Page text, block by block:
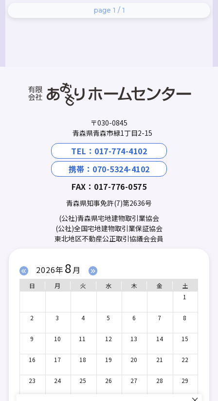
page 1 / 1
〒030-0845
青森県青森市緑1丁目2-15
TEL：017-774-4102
携帯：070-5324-4102
FAX：017-776-0575
青森県知事免許(7)第2636号
(公社)青森県宅地建物取引業協会
(公社)全国宅地建物取引業保証協会
東北地区不動産公正取引協議会会員
2026年 8月
日 月 火 水 木 金
土
1
2 3 4 5 6 7 8
9 10 11 12 13 14 15
16 17 18 19 20 21 22
23 24 25 26 27 28 29